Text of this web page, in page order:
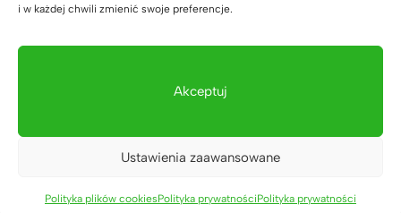
i w każdej chwili zmienić swoje preferencje.
Akceptuj
Ustawienia zaawansowane
Polityka plików cookiesPolityka prywatnościPolityka prywatności